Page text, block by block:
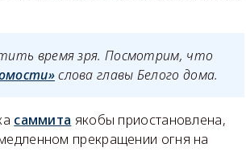
время зря. Посмотрим, что
слова главы Белого дома.
саммита якобы приостановлена,
прекращении огня на